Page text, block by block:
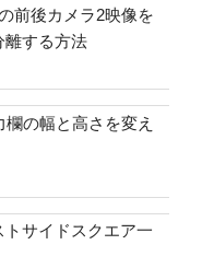
前後カメラ2映像を
離する方法
の幅と高さを変え
サイドスクエア一